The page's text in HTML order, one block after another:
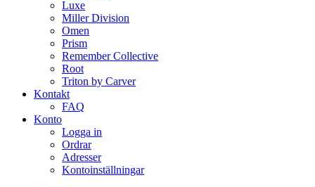
Luxe
Miller Division
Omen
Prism
Remember Collective
Root
Triton by Carver
Kontakt
FAQ
Konto
Logga in
Ordrar
Adresser
Kontoinställningar